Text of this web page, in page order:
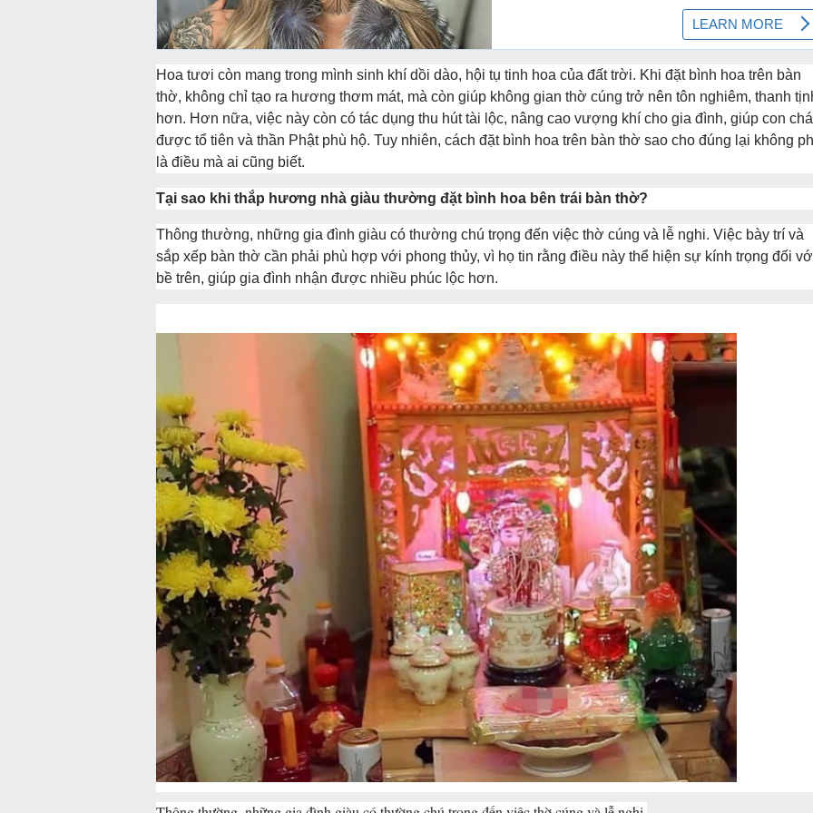
Hoa tươi còn mang trong mình sinh khí dồi dào, hội tụ tinh hoa của đất trời. Khi đặt bình hoa trên bàn
thờ, không chỉ tạo ra hương thơm mát, mà còn giúp không gian thờ cúng trở nên tôn nghiêm, thanh
hơn. Hơn nữa, việc này còn có tác dụng thu hút tài lộc, nâng cao vượng khí cho gia đình, giúp con
được tổ tiên và thần Phật phù hộ. Tuy nhiên, cách đặt bình hoa trên bàn thờ sao cho đúng lại không
là điều mà ai cũng biết.
Tại sao khi thắp hương nhà giàu thường đặt bình hoa bên trái bàn thờ?
Thông thường, những gia đình giàu có thường chú trọng đến việc thờ cúng và lễ nghi. Việc bày trí và
sắp xếp bàn thờ cần phải phù hợp với phong thủy, vì họ tin rằng điều này thể hiện sự kính trọng đối
bề trên, giúp gia đình nhận được nhiều phúc lộc hơn.